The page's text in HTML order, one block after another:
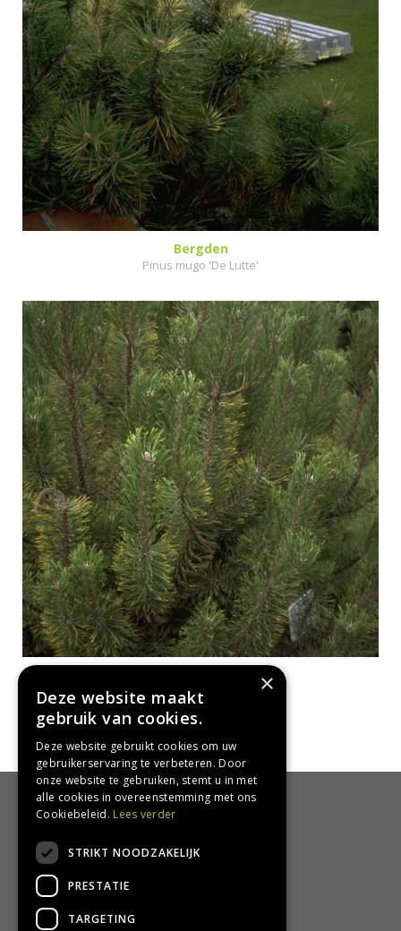
Bergden
Pinus mugo 'De Lutte'
Pinus mugo 'Yellow Tip'
HANDIG
Bezorgen en afhalen
Algemene voorwaarden
Privacy Policy
Privacy statement
×
Deze website maakt
gebruik van cookies.
Deze website gebruikt cookies om uw
gebruikerservaring te verbeteren. Door
onze website te gebruiken, stemt u in met
alle cookies in overeenstemming met ons
Cookiebeleid. Lees verder
STRIKT NOODZAKELIJK
PRESTATIE
TARGETING